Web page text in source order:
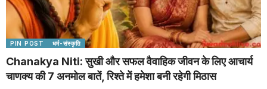
PIN POST धर्म-संस्कृति
Chanakya Niti: सुखी और सफल वैवाहिक जीवन के लिए आचार्य
चाणक्य की 7 अनमोल बातें, रिश्ते में हमेशा बनी रहेगी मिठास